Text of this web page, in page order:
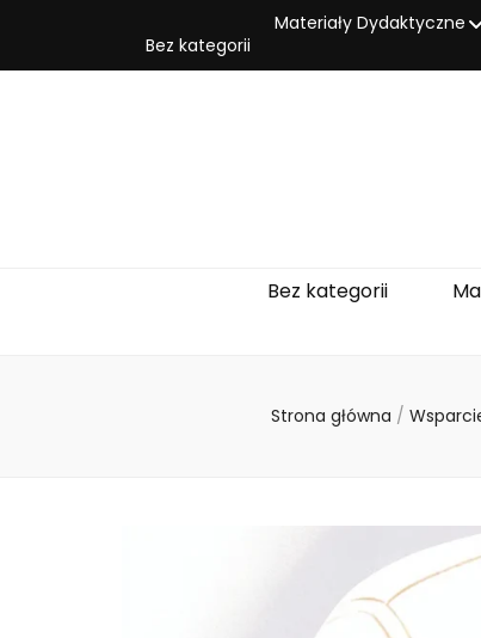
Bez kategorii
Materiały Dydaktyczne
Bez kategorii
Strona główna /